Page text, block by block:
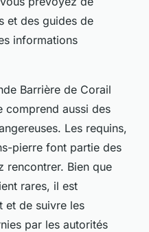
et des guides de
informations
Barrière de Corail
comprend aussi des
Les requins,
pierre font partie des
rencontrer. Bien que
rares, il est
et de suivre les
par les autorités